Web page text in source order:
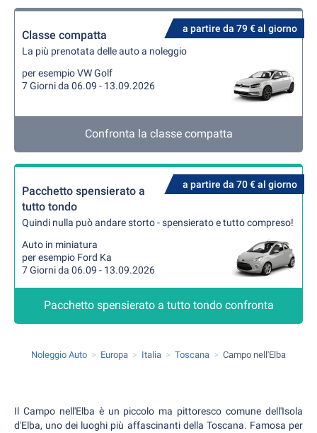
a partire da 79 € al giorno
Classe compatta
La più prenotata delle auto a noleggio
per esempio VW Golf
7 Giorni da 06.09 - 13.09.2026
Confronta la classe compatta
a partire da 70 € al giorno
Pacchetto spensierato a
tutto tondo
Quindi nulla può andare storto - spensierato e tutto compreso!
Auto in miniatura
per esempio Ford Ka
7 Giorni da 06.09 - 13.09.2026
Pacchetto spensierato a tutto tondo confronta
Noleggio Auto Europa Italia Toscana Campo nell'Elba
Il Campo nell'Elba è un piccolo ma pittoresco comune dell'Isola
d'Elba, uno dei luoghi più affascinanti della Toscana. Famosa per